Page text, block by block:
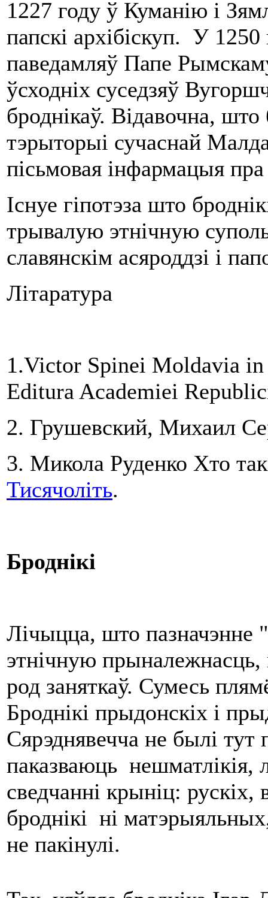
1227 году ў Куманію і
папскі архібіскуп. У
паведамляў Папе
ўсходніх суседзяў
броднікаў. Відавочна,
тэрыторыі сучаснай
пісьмовая інфармацыя
Існуе гіпотэза што
трывалую этнічную
славянскім асяроддзі і
Літаратура
1.Victor Spinei Moldavia
Editura Academiei
2. Грушевский, Михаил
3. Микола Руденко Хто
Тисячоліть.
Броднікі
Лічыцца, што пазначэнне
этнічную прыналежнасць,
род заняткаў. Сумесь
Броднікі прыдонскіх і
Сярэднявечча не былі
паказваюць нешматлікія,
сведчанні крыніц: рускіх,
броднікі ні
не пакінулі.